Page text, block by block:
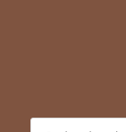
Recherche